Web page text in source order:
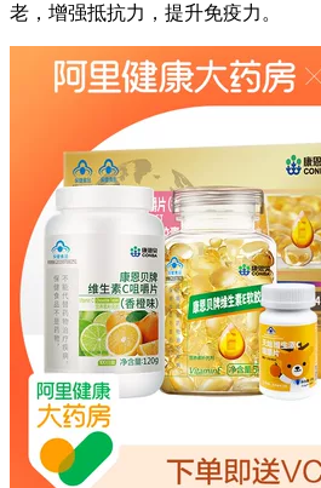
老，增强抵抗力，提升免疫力。